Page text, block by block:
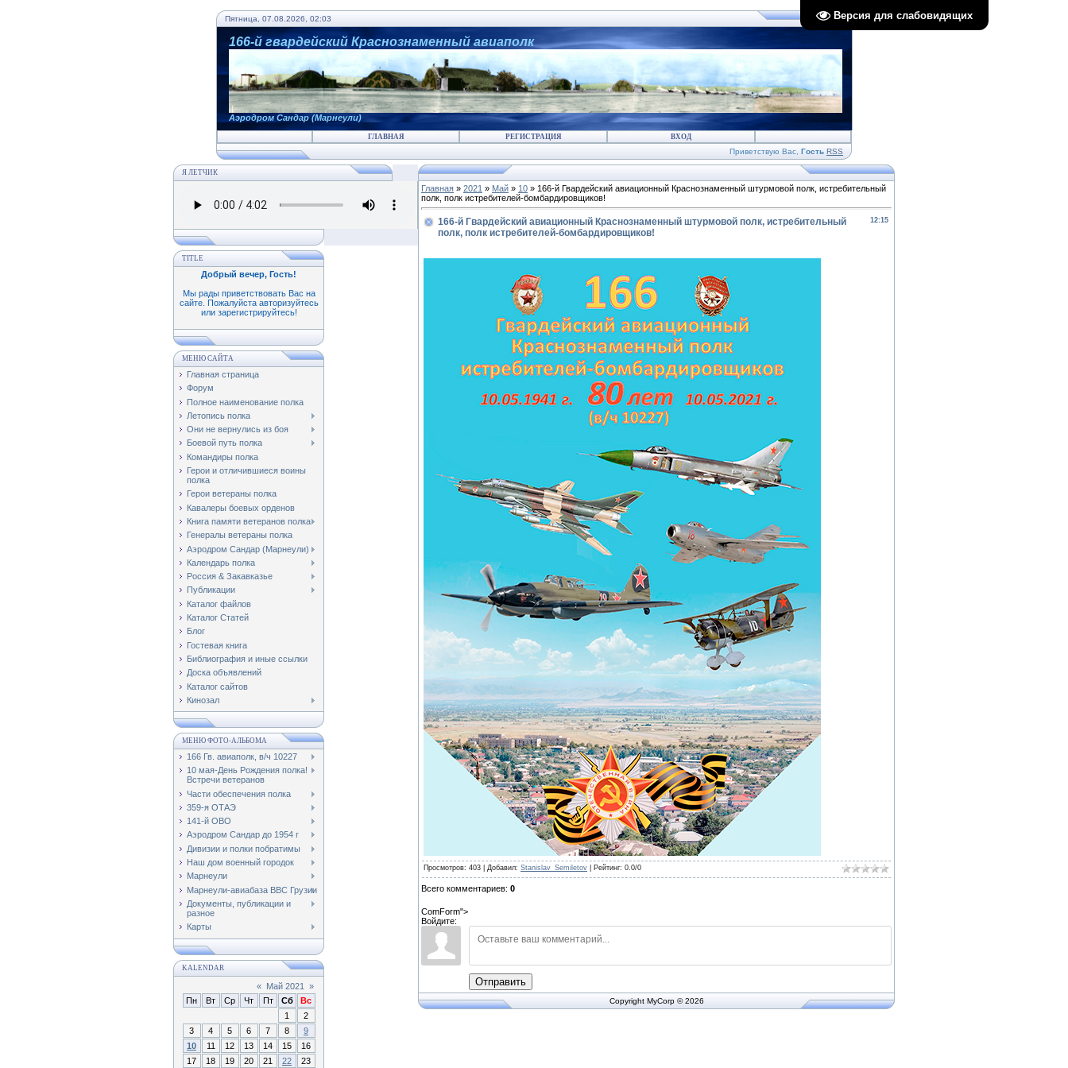
Версия для слабовидящих
Пятница, 07.08.2026, 02:03
166-й гвардейский Краснознаменный авиаполк
Аэродром Сандар (Марнеули)
ГЛАВНАЯ РЕГИСТРАЦИЯ ВХОД
Приветствую Вас Гость RSS
Я ЛЕТЧИК
TITLE
Добрый вечер, Гость!
Мы рады приветствовать Вас на
сайте. Пожалуйста авторизуйтесь
или зарегистрируйтесь!
МЕНЮ САЙТА
Главная страница
Форум
Полное наименование полка
Летопись полка
Они не вернулись из боя
Боевой путь полка
Командиры полка
Герои и отличившиеся воины
полка
Герои ветераны полка
Кавалеры боевых орденов
Книга памяти ветеранов полка
Генералы ветераны полка
Аэродром Сандар (Марнеули)
Календарь полка
Россия & Закавказье
Публикации
Каталог файлов
Каталог Cтатей
Блог
Гостевая книга
Библиография и иные ссылки
Доска объявлений
Каталог сайтов
Кинозал
МЕНЮ ФОТО-АЛЬБОМА
166 Гв. авиаполк, в/ч 10227
10 мая-День Рождения полка!
Встречи ветеранов
Части обеспечения полка
359-я ОТАЭ
141-й ОВО
Аэродром Сандар до 1954 г
Дивизии и полки побратимы
Наш дом военный городок
Марнеули
Марнеули-авиабаза ВВС Грузии
Документы, публикации и
разное
Карты
KALENDAR
« Май 2021
»
Пн
Вт Ср Чт Пт Сб
Вс
1
2
3
4 5 6 7 8
9
10
11 12 13 14 15
16
17
18 19 20 21 22 23
Главная » 2021 » Май » 10 » 166-й Гвардейский авиационный Краснознаменный штурмовой полк, истребительный
полк, полк истребителей-бомбардировщиков!
12:15
166-й Гвардейский авиационный Краснознаменный штурмовой полк, истребительный
полк, полк истребителей-бомбардировщиков!
Просмотров: 403 | Добавил: Stanislav_Semiletov Рейтинг: 0.0/0
Всего комментариев: 0
ComForm">
Войдите:
Отправить
Copyright MyCorp © 2026